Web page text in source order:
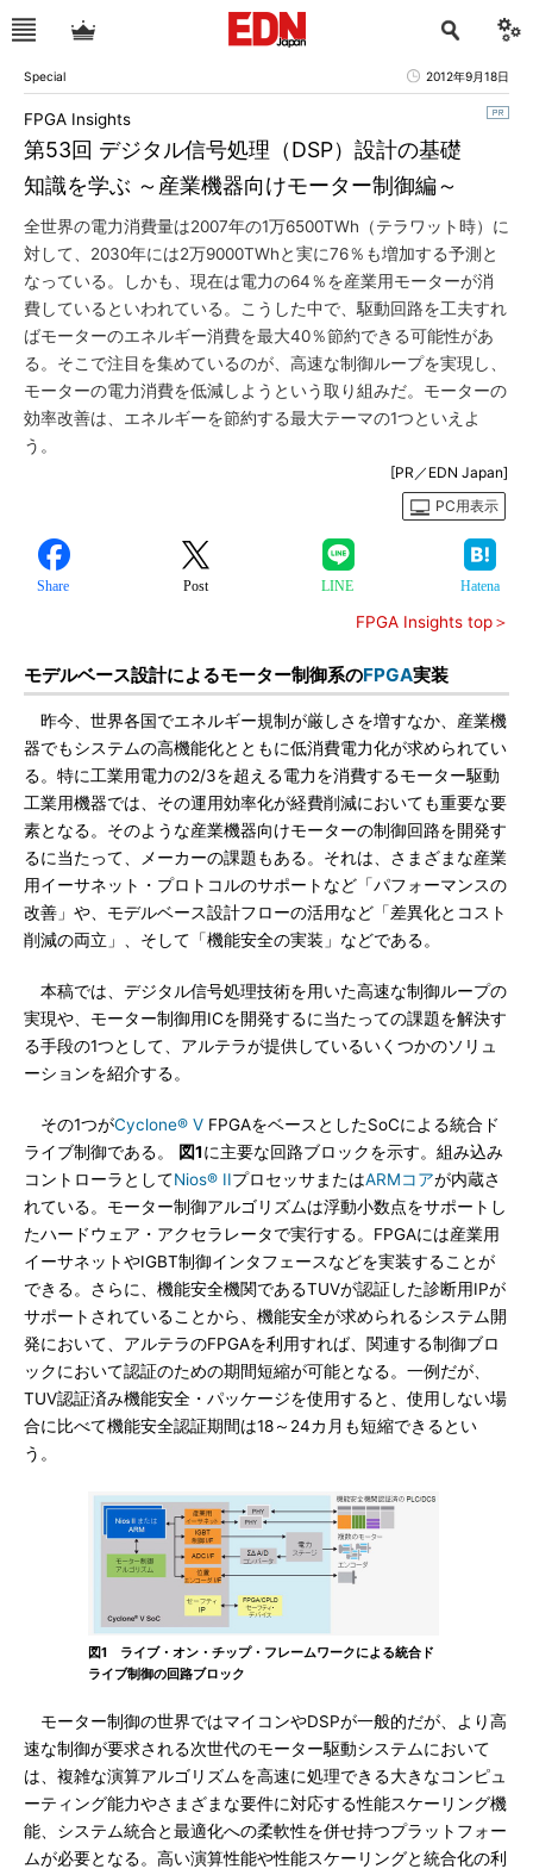
Special 2012年9月18日
第53回 デジタル信号処理（DSP）設計の基礎
知識を学ぶ ～産業機器向けモーター制御編～
FPGA Insights
全世界の電力消費量は2007年の1万6500TWh（テラワット時）に
対して、2030年には2万9000TWhと実に76％も増加する予測と
なっている。しかも、現在は電力の64％を産業用モーターが消
費しているといわれている。こうした中で、駆動回路を工夫すれ
ばモーターのエネルギー消費を最大40％節約できる可能性があ
る。そこで注目を集めているのが、高速な制御ループを実現し、
モーターの電力消費を低減しようという取り組みだ。モーターの
効率改善は、エネルギーを節約する最大テーマの1つといえよ
う。
[PR／EDN Japan]
PC用表示
Share Post LINE Hatena
FPGA Insights top＞
モデルベース設計によるモーター制御系のFPGA実装
昨今、世界各国でエネルギー規制が厳しさを増すなか、産業機
器でもシステムの高機能化とともに低消費電力化が求められてい
る。特に工業用電力の2/3を超える電力を消費するモーター駆動
工業用機器では、その運用効率化が経費削減においても重要な要
素となる。そのような産業機器向けモーターの制御回路を開発す
るに当たって、メーカーの課題もある。それは、さまざまな産業
用イーサネット・プロトコルのサポートなど「パフォーマンスの
改善」や、モデルベース設計フローの活用など「差異化とコスト
削減の両立」、そして「機能安全の実装」などである。
本稿では、デジタル信号処理技術を用いた高速な制御ループの
実現や、モーター制御用ICを開発するに当たっての課題を解決す
る手段の1つとして、アルテラが提供しているいくつかのソリュ
ーションを紹介する。
その1つがCyclone® V FPGAをベースとしたSoCによる統合ド
ライブ制御である。
図1に主要な回路ブロックを示す。組み込み
コントローラとしてNios® IIプロセッサまたはARMコアが内蔵さ
れている。モーター制御アルゴリズムは浮動小数点をサポートし
たハードウェア・アクセラレータで実行する。FPGAには産業用
イーサネットやIGBT制御インタフェースなどを実装することが
できる。さらに、機能安全機関であるTUVが認証した診断用IPが
サポートされていることから、機能安全が求められるシステム開
発において、アルテラのFPGAを利用すれば、関連する制御ブロ
ックにおいて認証のための期間短縮が可能となる。一例だが、
TUV認証済み機能安全・パッケージを使用すると、使用しない場
合に比べて機能安全認証期間は18～24カ月も短縮できるとい
う。
図1 ライブ・オン・チップ・フレームワークによる統合ド
ライブ制御の回路ブロック
モーター制御の世界ではマイコンやDSPが一般的だが、より高
速な制御が要求される次世代のモーター駆動システムにおいて
は、複雑な演算アルゴリズムを高速に処理できる大きなコンピュ
ーティング能力やさまざまな要件に対応する性能スケーリング機
能、システム統合と最適化への柔軟性を併せ持つプラットフォー
ムが必要となる。高い演算性能や性能スケーリングと統合化の利